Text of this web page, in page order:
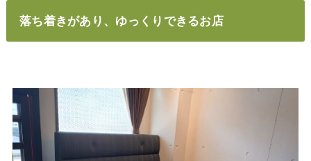
落ち着きがあり、ゆっくりできるお店